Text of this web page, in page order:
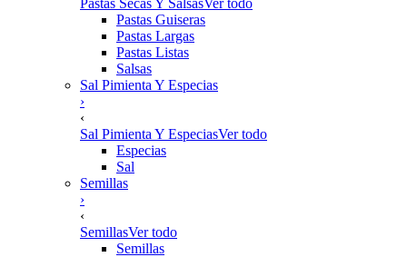
Pastas Secas Y SalsasVer todo
Pastas Guiseras
Pastas Largas
Pastas Listas
Salsas
Sal Pimienta Y Especias
›
‹
Sal Pimienta Y EspeciasVer todo
Especias
Sal
Semillas
›
‹
SemillasVer todo
Semillas